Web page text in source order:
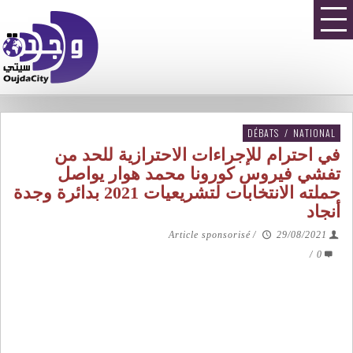
DÉBATS / NATIONAL
في احترام للإجراءات الاحترازية للحد من
تفشي فيروس كورونا محمد هوار يواصل
حملته الانتخابات لتشريعيات 2021 بدائرة وجدة
أنجاد
Article sponsorisé /
29/08/2021
0
/